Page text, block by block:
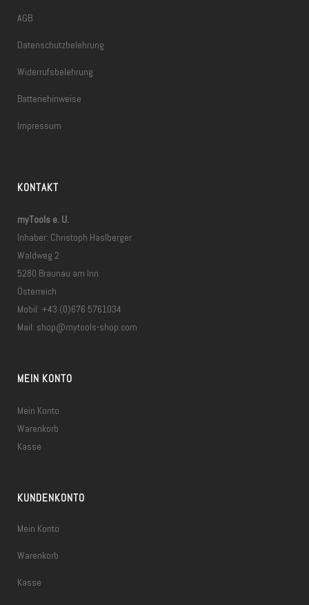
AGB
Datenschutzbelehrung
Widerrufsbelehrung
Batteriehinweise
Impressum
KONTAKT
myTools e. U.
Inhaber: Christoph Haslberger
Waldweg 2
5280 Braunau am Inn
Österreich
Mobil: +43 (0)676 5761034
Mail: shop@mytools-shop.com
MEIN KONTO
Mein Konto
Warenkorb
Kasse
KUNDENKONTO
Mein Konto
Warenkorb
Kasse